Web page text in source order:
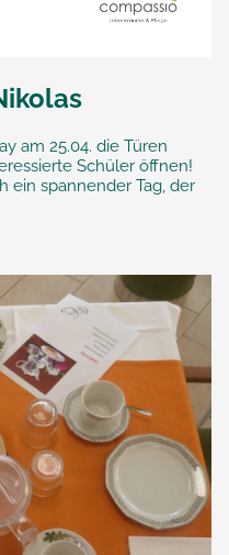
am 25.04. die Türen
Schüler öffnen!
ein spannender Tag, der